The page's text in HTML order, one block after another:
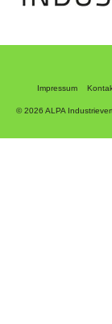
Impressum
© 2026 ALPA